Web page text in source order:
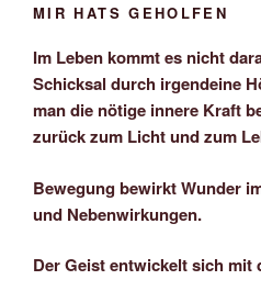
MIR HATS GEHOLFEN
Im Leben kommt es nicht
Schicksal durch irgendeine
man die nötige innere Kraft
zurück zum Licht und zum
Bewegung bewirkt Wunder
und Nebenwirkungen.
Der Geist entwickelt sich mit